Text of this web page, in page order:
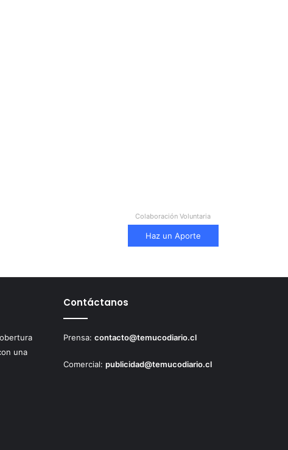
Colaboración Voluntaria
Haz un Aporte
una
Contáctanos
Prensa:contacto@temucodiario.cl
Comercial:publicidad@temucodiario.cl